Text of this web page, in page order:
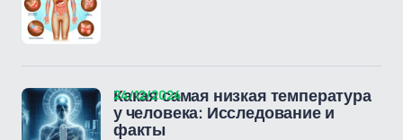
Какая самая низкая температура
у человека: Исследование и
факты
24/12/2024